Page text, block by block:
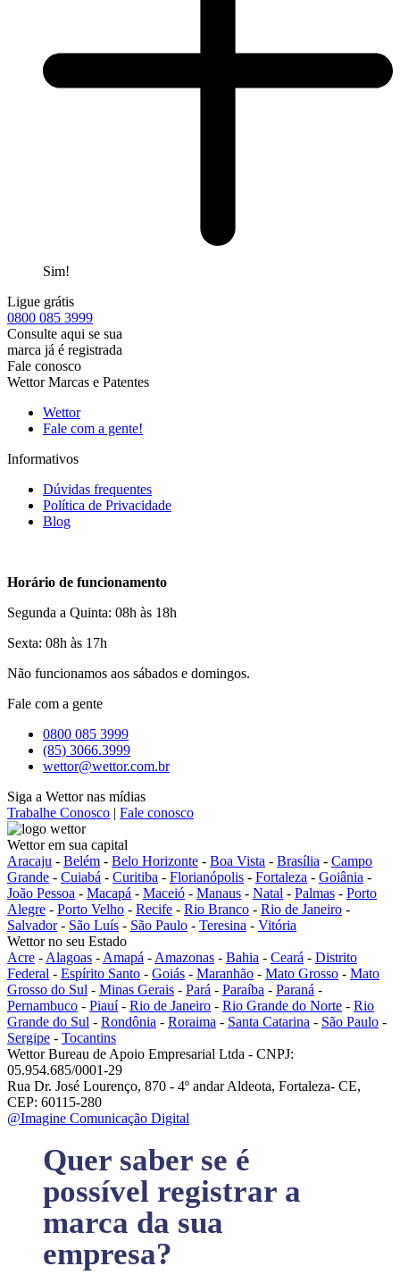
Sim!
Ligue grátis
0800 085 3999
Consulte aqui se sua
marca já é registrada
Fale conosco
Wettor Marcas e Patentes
Wettor
Fale com a gente!
Informativos
Dúvidas frequentes
Política de Privacidade
Blog
Horário de funcionamento
Segunda a Quinta: 08h às 18h
Sexta: 08h às 17h
Não funcionamos aos sábados e domingos.
Fale com a gente
0800 085 3999
(85) 3066.3999
wettor@wettor.com.br
Siga a Wettor nas mídias
Trabalhe Conosco | Fale conosco
Wettor em sua capital
Aracaju - Belém - Belo Horizonte - Boa Vista - Brasília - Campo
Grande - Cuiabá - Curitiba - Florianópolis - Fortaleza - Goiânia -
João Pessoa - Macapá - Maceió - Manaus - Natal - Palmas - Porto
Alegre - Porto Velho - Recife - Rio Branco - Rio de Janeiro -
Salvador- São Luís - São Paulo - Teresina - Vitória
Wettor no seu Estado
Acre - Alagoas - Amapá - Amazonas - Bahia - Ceará - Distrito
Federal - Espírito Santo - Goiás - Maranhão - Mato Grosso - Mato
Grosso do Sul - Minas Gerais - Pará - Paraíba - Paraná -
Pernambuco - Piauí- Rio de Janeiro - Rio Grande do Norte - Rio
Grande do Sul - Rondônia - Roraima - Santa Catarina - São Paulo -
Sergipe - Tocantins
Wettor Bureau de Apoio Empresarial Ltda - CNPJ:
05.954.685/0001-29
Rua Dr. José Lourenço, 870 - 4º andar Aldeota, Fortaleza- CE,
CEP: 60115-280
@Imagine Comunicação Digital
Quer saber se é
possível registrar a
marca da sua
empresa?